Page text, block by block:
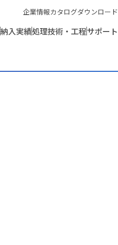
企業情報カタログダウンロード
納入実績処理技術・工程サポート